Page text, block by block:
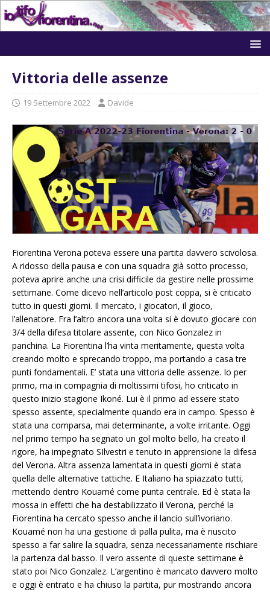
Vittoria delle assenze
19 Settembre 2022 Davide
Fiorentina Verona poteva essere una partita davvero scivolosa.
A ridosso della pausa e con una squadra già sotto processo,
poteva aprire anche una crisi difficile da gestire nelle prossime
settimane. Come dicevo nell’articolo post coppa, si è criticato
tutto in questi giorni. Il mercato, i giocatori, il gioco,
l’allenatore. Fra l’altro ancora una volta si è dovuto giocare con
3/4 della difesa titolare assente, con Nico Gonzalez in
panchina. La Fiorentina l’ha vinta meritamente, questa volta
creando molto e sprecando troppo, ma portando a casa tre
punti fondamentali. E’ stata una vittoria delle assenze. Io per
primo, ma in compagnia di moltissimi tifosi, ho criticato in
questo inizio stagione Ikoné. Lui è il primo ad essere stato
spesso assente, specialmente quando era in campo. Spesso è
stata una comparsa, mai determinante, a volte irritante. Oggi
nel primo tempo ha segnato un gol molto bello, ha creato il
rigore, ha impegnato SIlvestri e tenuto in apprensione la difesa
del Verona. Altra assenza lamentata in questi giorni è stata
quella delle alternative tattiche. E Italiano ha spiazzato tutti,
mettendo dentro Kouamé come punta centrale. Ed è stata la
mossa in effetti che ha destabilizzato il Verona, perché la
Fiorentina ha cercato spesso anche il lancio sull’ivoriano.
Kouamé non ha una gestione di palla pulita, ma è riuscito
spesso a far salire la squadra, senza necessariamente rischiare
la partenza dal basso. Il vero assente di queste settimane è
stato poi Nico Gonzalez. L’argentino è mancato davvero molto
e oggi è entrato e ha chiuso la partita, pur mostrando ancora